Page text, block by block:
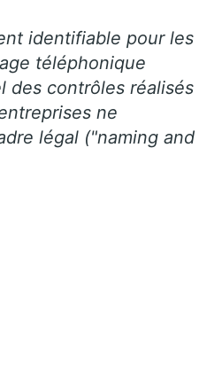
identifiable pour les
téléphonique
des contrôles réalisés
ne
légal ("naming and